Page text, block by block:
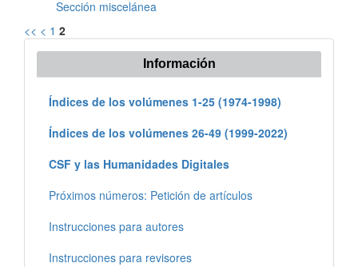
Sección miscelánea
<< < 1 2
Información
Índices de los volúmenes 1-25 (1974-1998)
Índices de los volúmenes 26-49 (1999-2022)
CSF y las Humanidades Digitales
Próximos números: Petición de artículos
Instrucciones para autores
Instrucciones para revisores